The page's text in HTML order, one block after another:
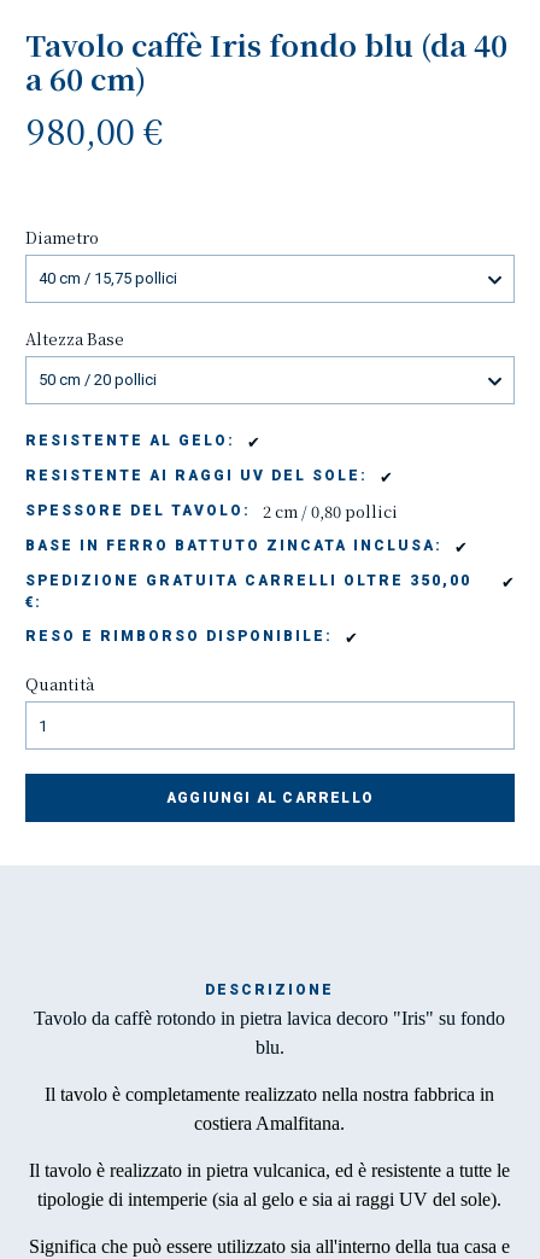
Tavolo caffè Iris fondo blu (da 40
a 60 cm)
980,00 €
Diametro
40 cm / 15,75 pollici
Altezza Base
50 cm / 20 pollici
RESISTENTE AL GELO: ✔
RESISTENTE AI RAGGI UV DEL SOLE: ✔
SPESSORE DEL TAVOLO: 2 cm / 0,80 pollici
BASE IN FERRO BATTUTO ZINCATA INCLUSA: ✔
SPEDIZIONE GRATUITA CARRELLI OLTRE 350,00
€:
✔
RESO E RIMBORSO DISPONIBILE: ✔
Quantità
AGGIUNGI AL CARRELLO
DESCRIZIONE
Tavolo da caffè rotondo in pietra lavica decoro "Iris" su fondo
blu.
Il tavolo è completamente realizzato nella nostra fabbrica in
costiera Amalfitana.
Il tavolo è realizzato in pietra vulcanica, ed è resistente a tutte le
tipologie di intemperie (sia al gelo e sia ai raggi UV del sole).
Significa che può essere utilizzato sia all'interno della tua casa e